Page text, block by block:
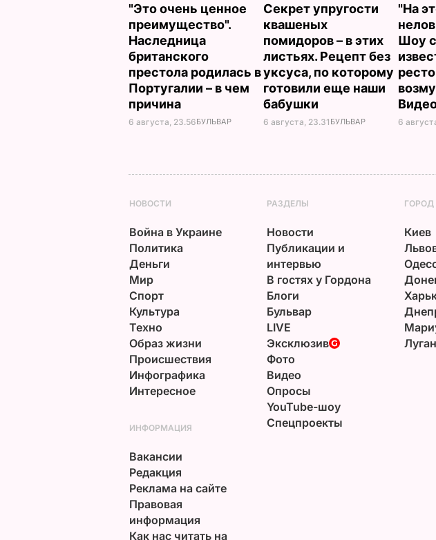
"Это очень ценное
преимущество".
Наследница
британского
престола родилась в
Португалии – в чем
причина
6 августа, 23.56БУЛЬВАР
Секрет упругости
квашеных
помидоров – в этих
листьях. Рецепт без
уксуса, по которому
готовили еще наши
бабушки
6 августа, 23.31 БУЛЬВАР
"На
Шоу
6
НОВОСТИ
Война в Украине
Политика
Деньги
Мир
Спорт
Культура
Техно
Образ жизни
Происшествия
Инфографика
Интересное
РАЗДЕЛЫ
Новости
Публикации и
интервью
В гостях у Гордона
Блоги
Бульвар
LIVE
Эксклюзив
Фото
Видео
Опросы
YouTube-шоу
Спецпроекты
ГОРОД
Киев
ИНФОРМАЦИЯ
Вакансии
Редакция
Реклама на сайте
Правовая
информация
Как нас читать на